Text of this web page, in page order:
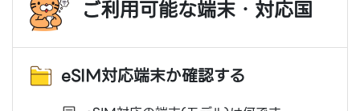
ご利用可能な端末・対応国
eSIM対応端末か確認する